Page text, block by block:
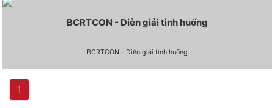
BCRTCON - Diễn giải tình huống
BCRTCON - Diễn giải tình huống
1